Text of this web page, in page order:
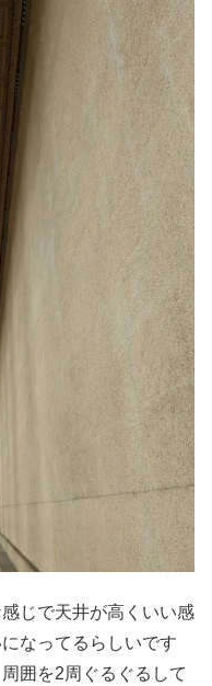
じで天井が高くいい感
なってるらしいです
囲を2周ぐるぐるして